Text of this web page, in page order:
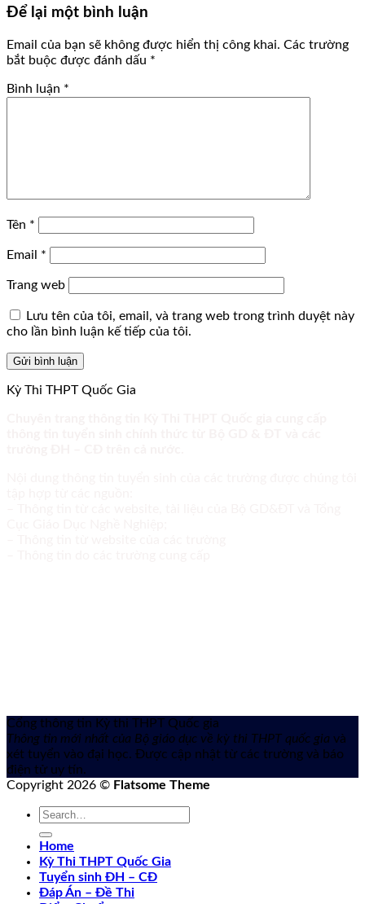
Để lại một bình luận
Email của bạn sẽ không được hiển thị công khai. Các trường
bắt buộc được đánh dấu *
Bình luận *
Tên *
Email *
Trang web
Lưu tên của tôi, email, và trang web trong trình duyệt này
cho lần bình luận kế tiếp của tôi.
Kỳ Thi THPT Quốc Gia
Cổng thông tin Kỳ thi THPT Quốc gia
Thông tin mới nhất của Bộ giáo dục về kỳ thi THPT quốc gia và
xét tuyển vào đại học. Được cập nhật từ các trường và báo
điện tử uy tín.
Copyright 2026 © Flatsome Theme
Home
Kỳ Thi THPT Quốc Gia
Tuyển sinh ĐH – CĐ
Đáp Án – Đề Thi